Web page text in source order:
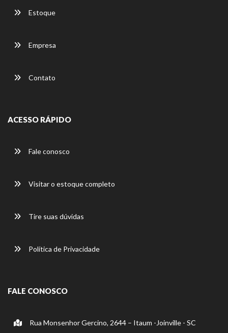
Estoque
Empresa
Contato
ACESSO RÁPIDO
Fale conosco
Visitar o estoque completo
Tire suas dúvidas
Política de Privacidade
FALE CONOSCO
Rua Monsenhor Gercino, 2644 – Itaum -Joinville - SC